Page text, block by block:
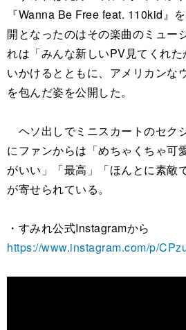
『Wanna Be Free feat. 110kid』
開となったのはその楽曲のミュー
れは「みんな新しいPV見てくれ
いかけるとともに、アメリカンな
を包んだ姿を公開した。
ヘソ出しでミニスカートのセク
にファンからは「めちゃくちゃ可
がいい」「最高」「ほんとに素敵
が寄せられている。
・すみれ公式Instagramから
https://www.instagram.com/p/